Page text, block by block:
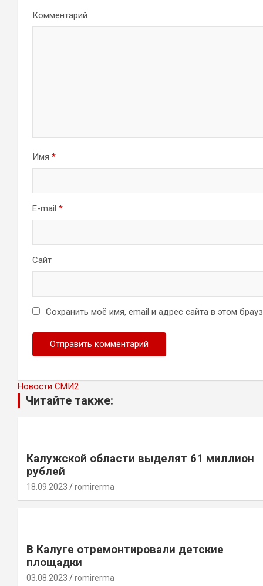
Комментарий
Имя *
E-mail *
Сайт
Сохранить моё имя, email и адрес сайта в этом
Новости СМИ2
Читайте также:
Калужской области выделят 61 миллион
рублей
18.09.2023 romirerma
В Калуге отремонтировали детские
площадки
03.08.2023 romirerma